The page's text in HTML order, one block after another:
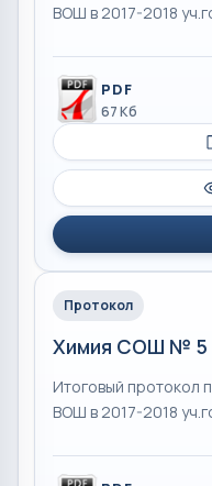
ВОШ в 2017-2018
PDF
67 Кб
Протокол
Химия СОШ № 5
Итоговый протокол
ВОШ в 2017-2018